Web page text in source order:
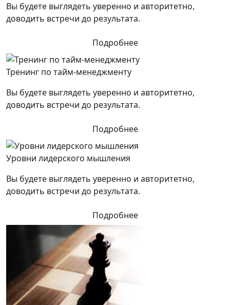
Вы будете выглядеть уверенно и авторитетно,
доводить встречи до результата.
Подробнее
Тренинг по тайм-менеджменту
Вы будете выглядеть уверенно и авторитетно,
доводить встречи до результата.
Подробнее
Уровни лидерского мышления
Вы будете выглядеть уверенно и авторитетно,
доводить встречи до результата.
Подробнее